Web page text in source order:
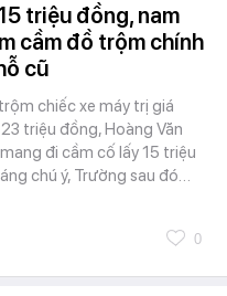
triệu đồng, nam
cầm đồ trộm chính
cũ
chiếc xe máy trị giá
triệu đồng, Hoàng Văn
đi cầm cố lấy 15 triệu
chú ý, Trường sau đó…
0